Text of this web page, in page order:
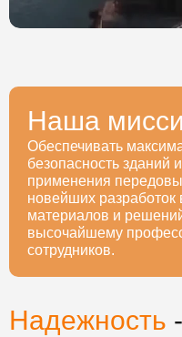
Наша
Обеспечивать
безопасность зданий
применения
новейших разработок
материалов и
высочайшему
сотрудников.
Надежность